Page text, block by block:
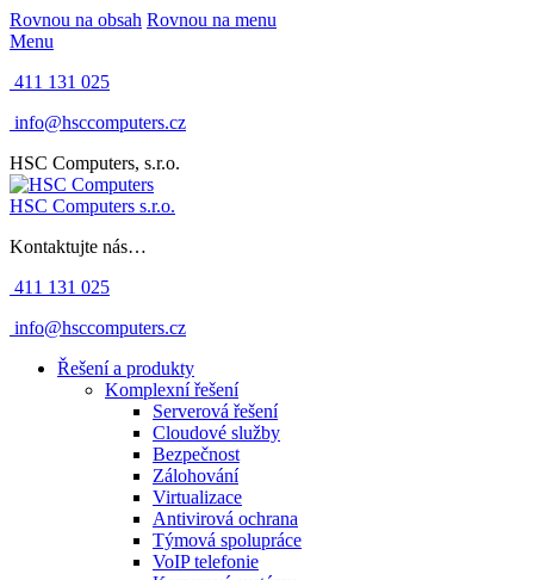
Rovnou na obsah Rovnou na menu
Menu
411 131 025
info@hsccomputers.cz
HSC Computers, s.r.o.
HSC Computers s.r.o.
Kontaktujte nás…
411 131 025
info@hsccomputers.cz
Řešení a produkty
Komplexní řešení
Serverová řešení
Cloudové služby
Bezpečnost
Zálohování
Virtualizace
Antivirová ochrana
Týmová spolupráce
VoIP telefonie